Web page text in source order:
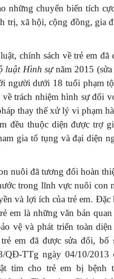
những chuyển biến tích
trị, xã hội, cộng đồng, gia
chính sách về trẻ em
luật Hình sựnăm 2015
dưới 18 tuổi phạm
trách nhiệm hình sự đối
thay thế xử lý vi phạm
đều thuộc diện được trợ
gia tố tụng và đại diện
nuôi đã tương đối hoàn
trong lĩnh vực nuôi con
và lợi ích của trẻ em. Đặc
em là những văn bản
vệ và phát triển toàn
em đã được sửa đổi, bổ
QĐ-TTg ngày 04/10/
tim cho trẻ em bị bệnh